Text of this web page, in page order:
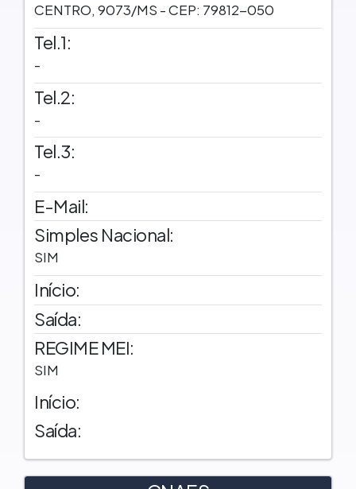
CENTRO, 9073/MS - CEP: 79812-050
Tel.1:
-
Tel.2:
-
Tel.3:
-
E-Mail:
Simples Nacional:
SIM
Início:
Saída:
REGIME MEI:
SIM
Início:
Saída: